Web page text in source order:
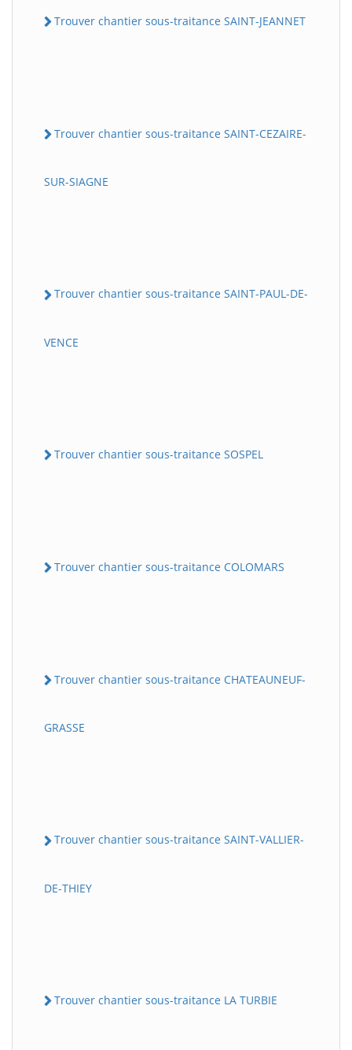
Trouver chantier sous-traitance SAINT-JEANNET
Trouver chantier sous-traitance SAINT-CEZAIRE-
SUR-SIAGNE
Trouver chantier sous-traitance SAINT-PAUL-DE-
VENCE
Trouver chantier sous-traitance SOSPEL
Trouver chantier sous-traitance COLOMARS
Trouver chantier sous-traitance CHATEAUNEUF-
GRASSE
Trouver chantier sous-traitance SAINT-VALLIER-
DE-THIEY
Trouver chantier sous-traitance LA TURBIE